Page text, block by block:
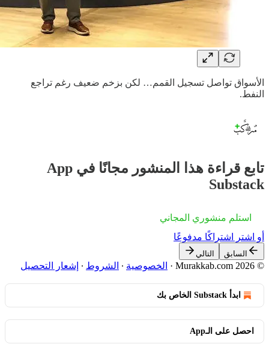
الأسواق تواصل تسجيل القمم… لكن بزخم ضعيف رغم تراجع
النفط.
تابع قراءة هذا المنشور مجانًا في App
Substack
استلم منشوري المجاني
أو اشترِ اشتراكًا مدفوعًا
السابق التالي
© 2026 Murakkab.com
· الخصوصية ∙ الشروط ∙ إشعار التحصيل
ابدأ Substack الخاص بك
احصل على الـApp